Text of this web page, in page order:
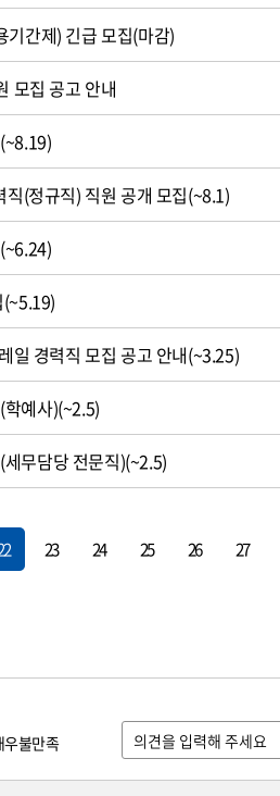
기간제) 긴급 모집(마감)
모집 공고 안내
(정규직) 직원 공개 모집(~8.1)
일 경력직 모집 공고 안내(~3.25)
예사)(~2.5)
무담당 전문직)(~2.5)
23 24 25 26 27
우불만족